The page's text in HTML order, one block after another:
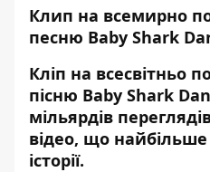
Клип на всемирно
песню Baby Shark
Кліп на всесвітньо
пісню Baby Shark
мільярдів
відео, що
історії.